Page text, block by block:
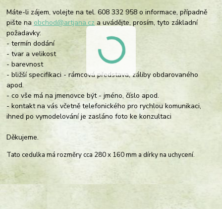
Máte-li zájem, volejte na tel. 608 332 958 o informace, případně
pište naobchod@artjana.cz a uvádějte, prosím, tyto základní
požadavky:
- termín dodání
- tvar a velikost
- barevnost
- bližší specifikaci - rámcová představa, záliby obdarovaného
apod.
- co vše má na jmenovce být - jméno, číslo apod.
- kontakt na vás včetně telefonického pro rychlou komunikaci,
ihned po vymodelování je zasláno foto ke konzultaci
Děkujeme.
Tato cedulka má rozměry cca 280 x 160 mm a dírky na uchycení.